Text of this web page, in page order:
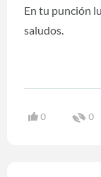
En tu punción
saludos.
0 0